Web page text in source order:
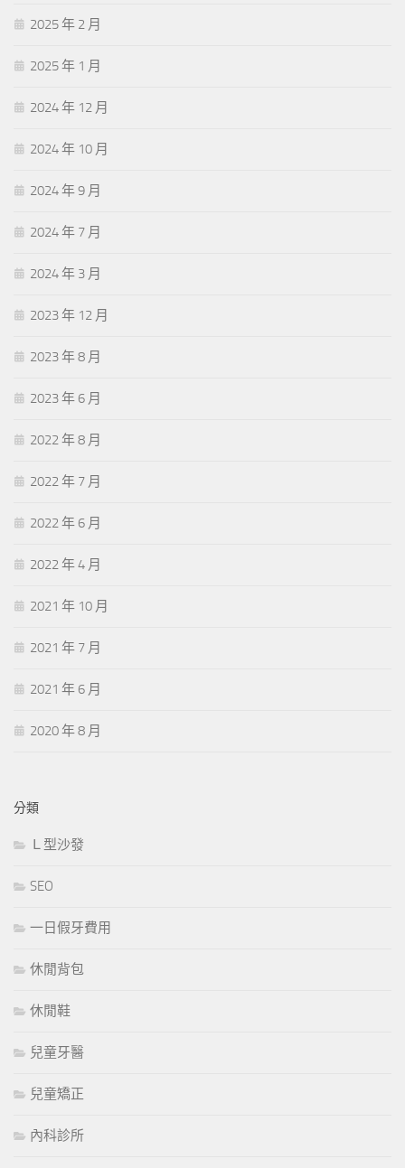
2025 年 2 月
2025 年 1 月
2024 年 12 月
2024 年 10 月
2024 年 9 月
2024 年 7 月
2024 年 3 月
2023 年 12 月
2023 年 8 月
2023 年 6 月
2022 年 8 月
2022 年 7 月
2022 年 6 月
2022 年 4 月
2021 年 10 月
2021 年 7 月
2021 年 6 月
2020 年 8 月
分類
Ｌ型沙發
SEO
一日假牙費用
休閒背包
休閒鞋
兒童牙醫
兒童矯正
內科診所